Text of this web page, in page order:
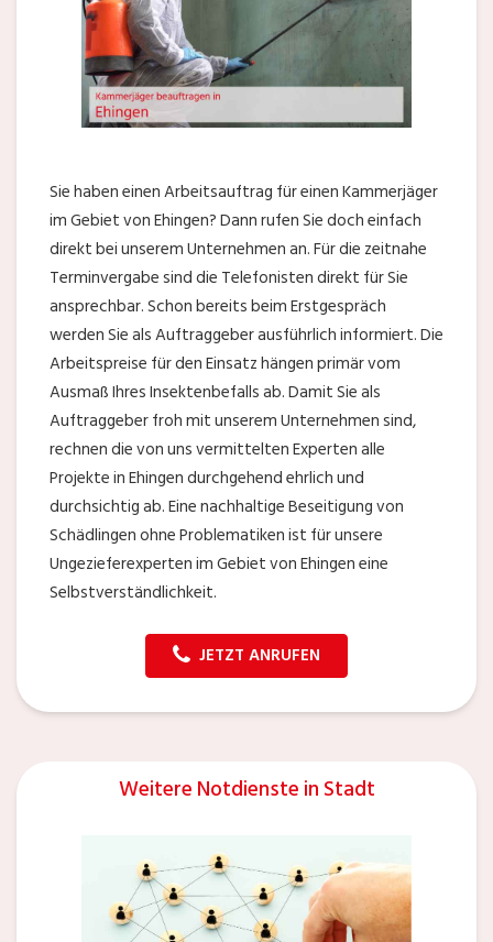
Sie haben einen Arbeitsauftrag für einen Kammerjäger
im Gebiet von Ehingen? Dann rufen Sie doch einfach
direkt bei unserem Unternehmen an. Für die zeitnahe
Terminvergabe sind die Telefonisten direkt für Sie
ansprechbar. Schon bereits beim Erstgespräch
werden Sie als Auftraggeber ausführlich informiert. Die
Arbeitspreise für den Einsatz hängen primär vom
Ausmaß Ihres Insektenbefalls ab. Damit Sie als
Auftraggeber froh mit unserem Unternehmen sind,
rechnen die von uns vermittelten Experten alle
Projekte in Ehingen durchgehend ehrlich und
durchsichtig ab. Eine nachhaltige Beseitigung von
Schädlingen ohne Problematiken ist für unsere
Ungezieferexperten im Gebiet von Ehingen eine
Selbstverständlichkeit.
JETZT ANRUFEN
Weitere Notdienste in Stadt